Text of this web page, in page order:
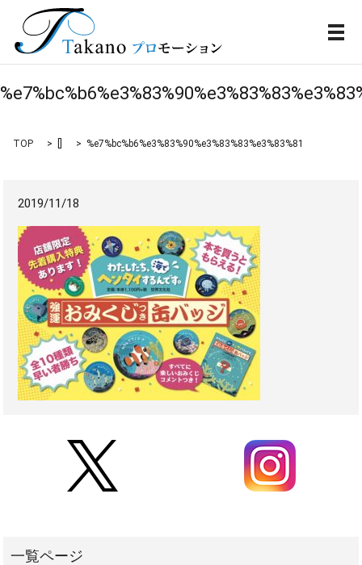
メ
TOP %e7%bc%b6%e3%83%90%e3%83%83%e3%83%81
2019/11/18